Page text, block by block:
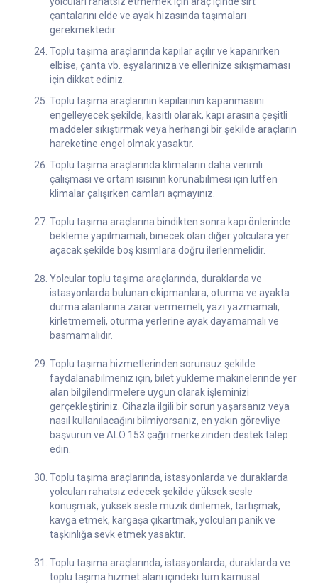
çantalarını elde ve ayak hizasında taşımaları
gerekmektedir.
Toplu taşıma araçlarında kapılar açılır ve kapanırken
elbise, çanta vb. eşyalarınıza ve ellerinize sıkışmaması
için dikkat ediniz.
Toplu taşıma araçlarının kapılarının kapanmasını
engelleyecek şekilde, kasıtlı olarak, kapı arasına çeşitli
maddeler sıkıştırmak veya herhangi bir şekilde araçların
hareketine engel olmak yasaktır.
Toplu taşıma araçlarında klimaların daha verimli
çalışması ve ortam ısısının korunabilmesi için lütfen
klimalar çalışırken camları açmayınız.
Toplu taşıma araçlarına bindikten sonra kapı önlerinde
bekleme yapılmamalı, binecek olan diğer yolculara yer
açacak şekilde boş kısımlara doğru ilerlenmelidir.
Yolcular toplu taşıma araçlarında, duraklarda ve
istasyonlarda bulunan ekipmanlara, oturma ve ayakta
durma alanlarına zarar vermemeli, yazı yazmamalı,
kirletmemeli, oturma yerlerine ayak dayamamalı ve
basmamalıdır.
Toplu taşıma hizmetlerinden sorunsuz şekilde
faydalanabilmeniz için, bilet yükleme makinelerinde yer
alan bilgilendirmelere uygun olarak işleminizi
gerçekleştiriniz. Cihazla ilgili bir sorun yaşarsanız veya
nasıl kullanılacağını bilmiyorsanız, en yakın görevliye
başvurun ve ALO 153 çağrı merkezinden destek talep
edin.
Toplu taşıma araçlarında, istasyonlarda ve duraklarda
yolcuları rahatsız edecek şekilde yüksek sesle
konuşmak, yüksek sesle müzik dinlemek, tartışmak,
kavga etmek, kargaşa çıkartmak, yolcuları panik ve
taşkınlığa sevk etmek yasaktır.
Toplu taşıma araçlarında, istasyonlarda, duraklarda ve
toplu taşıma hizmet alanı içindeki tüm kamusal